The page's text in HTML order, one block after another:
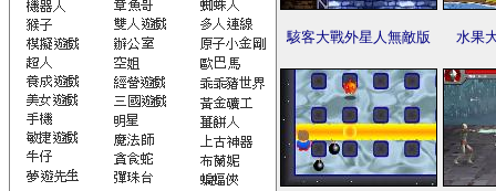
駭客大戰外星人無敵版 水果